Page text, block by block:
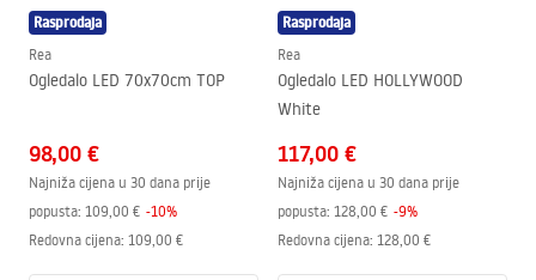
Rasprodaja
Rea
Ogledalo LED 70x70cm TOP
98,00 €
Najniža cijena u 30 dana prije
popusta: 109,00 € -10%
Redovna cijena: 109,00 €
Rasprodaja
Rea
Ogledalo LED HOLLYWOOD
White
117,00 €
Najniža cijena u 30 dana prije
popusta: 128,00 € -9%
Redovna cijena: 128,00 €